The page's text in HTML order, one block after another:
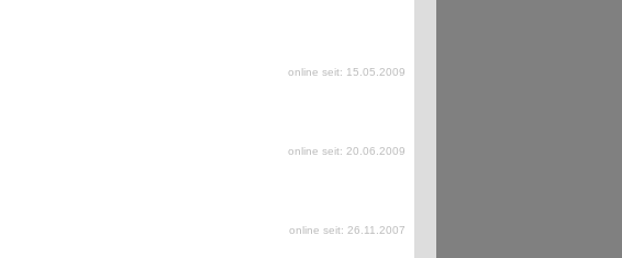
online seit: 15.05.2009
online seit: 20.06.2009
online seit: 26.11.2007